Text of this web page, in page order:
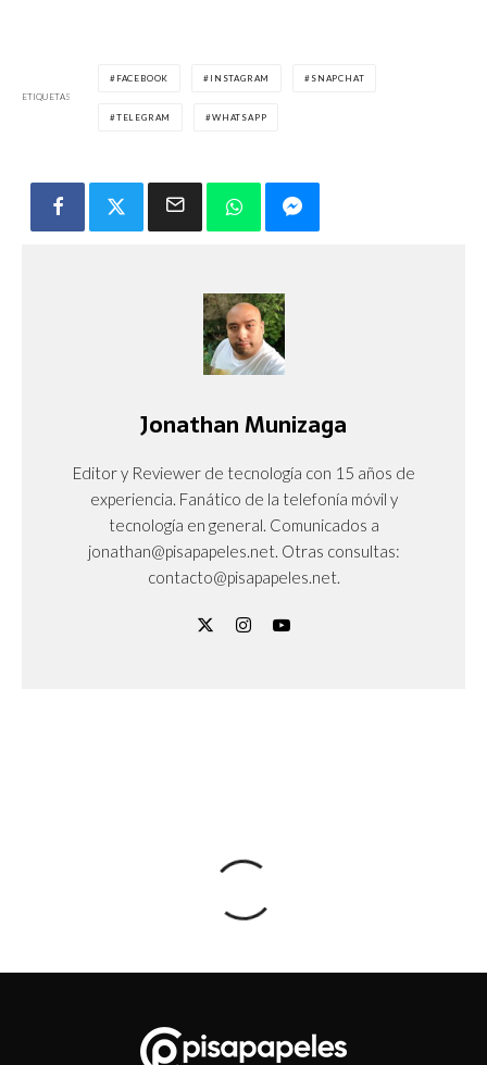
ETIQUETAS
FACEBOOK INSTAGRAM SNAPCHAT
TELEGRAM WHATSAPP
Jonathan Munizaga
Editor y Reviewer de tecnología con 15 años de
experiencia. Fanático de la telefonía móvil y
tecnología en general. Comunicados a
jonathan@pisapapeles.net. Otras consultas:
contacto@pisapapeles.net.